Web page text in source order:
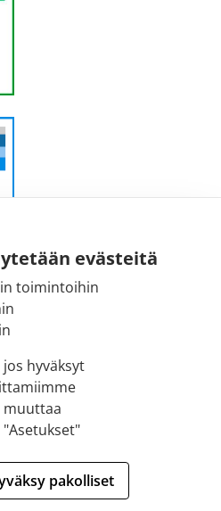
evästeitä
toimintoihin
jos hyväksyt
muuttaa
pakolliset